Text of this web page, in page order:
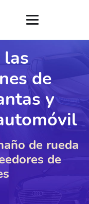
las
de
y
de rueda
de